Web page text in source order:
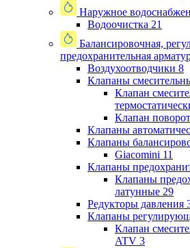
Наружное
Водоочистка 21
Балансировочная,
предохранительная
Воздухоотводчики 8
Клапаны
Клапан
Клапан
Клапаны
Клапаны
Giacomini 11
Клапаны
Клапаны
латунные 29
Редукторы давления
Клапаны
Клапан
ATV 3